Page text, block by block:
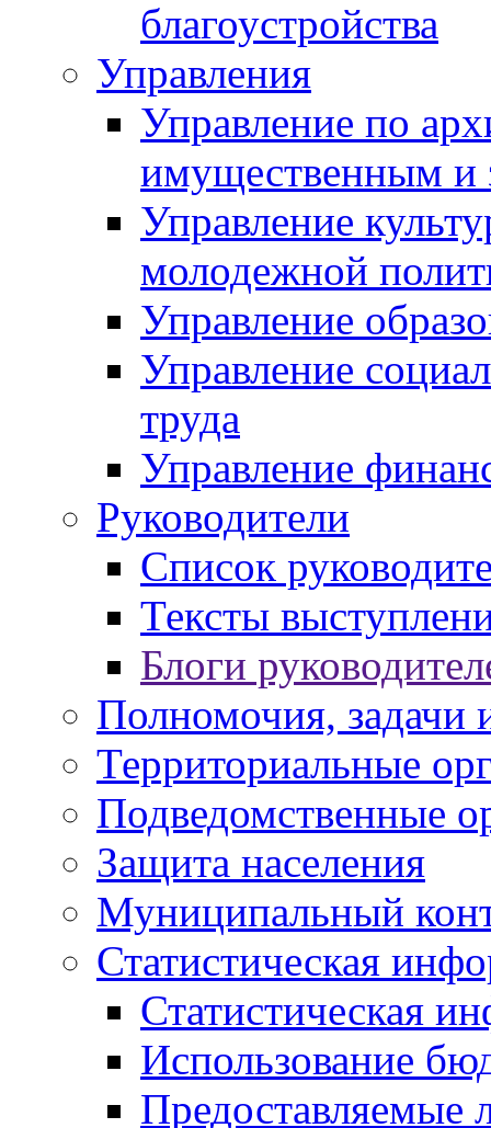
благоустройства
Управления
Управление по
имущественным и
Управление
молодежной
Управление
Управление
труда
Управление
Руководители
Список
Тексты
Блоги
Полномочия, задачи
Территориальные
Подведомственные
Защита населения
Муниципальный
Статистическая
Статистическая
Использование
Предоставляемые